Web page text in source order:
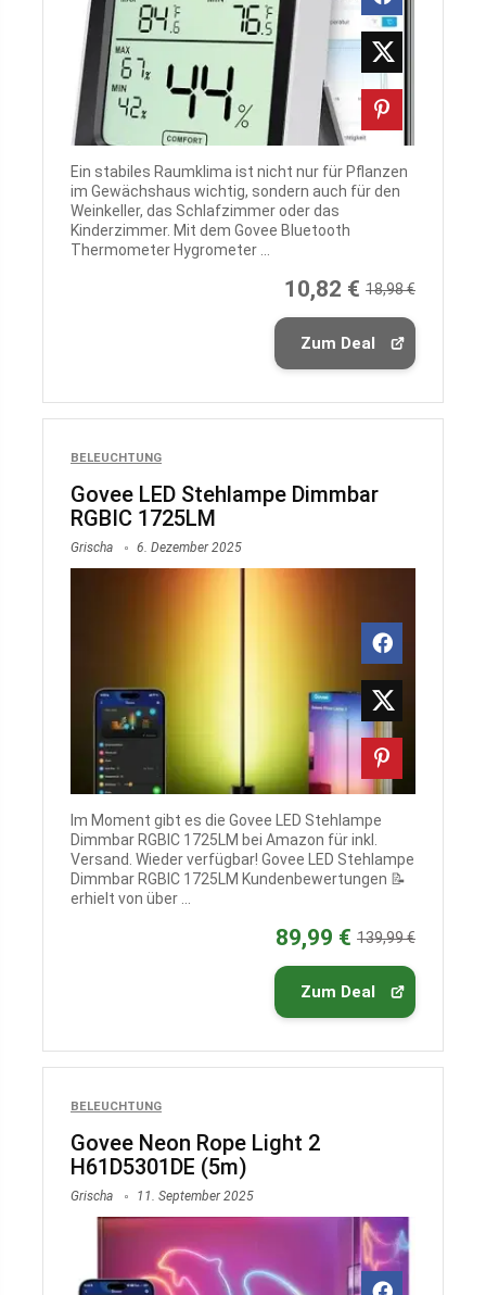
Ein stabiles Raumklima ist nicht nur für Pflanzen
im Gewächshaus wichtig, sondern auch für den
Weinkeller, das Schlafzimmer oder das
Kinderzimmer. Mit dem Govee Bluetooth
Thermometer Hygrometer ...
10,82 € 18,98 €
Zum Deal
BELEUCHTUNG
Govee LED Stehlampe Dimmbar
RGBIC 1725LM
Grischa 6. Dezember 2025
Im Moment gibt es die Govee LED Stehlampe
Dimmbar RGBIC 1725LM bei Amazon für inkl.
Versand. Wieder verfügbar! Govee LED Stehlampe
Dimmbar RGBIC 1725LM Kundenbewertungen 📝
erhielt von über ...
89,99 € 139,99 €
Zum Deal
BELEUCHTUNG
Govee Neon Rope Light 2
H61D5301DE (5m)
Grischa 11. September 2025